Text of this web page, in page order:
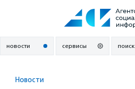
новости сервисы поиск
Новости